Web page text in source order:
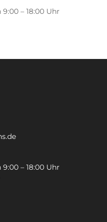
– 18:00 Uhr
– 18:00 Uhr